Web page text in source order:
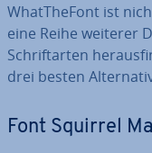
WhatT­he­Font ist
eine Reihe weiterer
Schrift­ar­ten
drei besten
Font Squirrel